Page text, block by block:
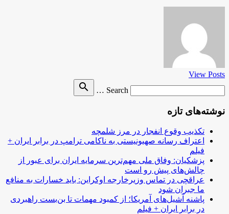
View Posts
Search …
search
نوشته‌های تازه
تکذیب وقوع انفجار در مرز شلمچه
اعتراف رسانه صهیونیستی به ناکامی ترامپ در برابر ایران +
فیلم
پزشکیان: وفاق ملی مهم‌ترین سرمایه ایران برای عبور از
چالش‌های پیش رو است
عراقچی در تماس وزیرخارجه اوکراین: باید خسارات به منافع
ما جبران شود
پاشنه آشیل‌های آمریکا؛ از کمبود مهمات تا بن‌بست راهبردی
در برابر ایران + فیلم